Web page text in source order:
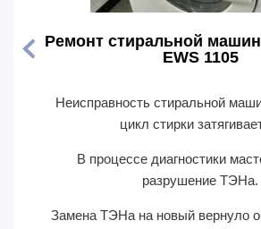
Ремонт стиральной
EWS 1105
Неисправность стиральной
цикл стирки
В процессе диагностики
разрушение ТЭНа.
Замена ТЭНа на новый вернуло